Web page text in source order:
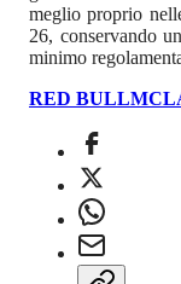
meglio proprio
26, conservando
minimo
RED BULL